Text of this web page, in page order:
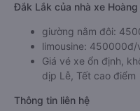
Đắk Lắk của nhà xe Hoàng
giường nằm đôi:
limousine: 450000đ/
Giá vé xe ổn định,
dịp Lễ, Tết cao điểm
Thông tin liên hệ